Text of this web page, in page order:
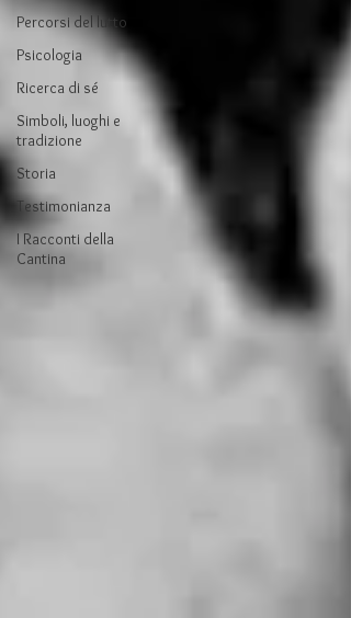
Percorsi del lutto
Psicologia
Ricerca di sé
Simboli, luoghi e
tradizione
Storia
Testimonianza
I Racconti della
Cantina